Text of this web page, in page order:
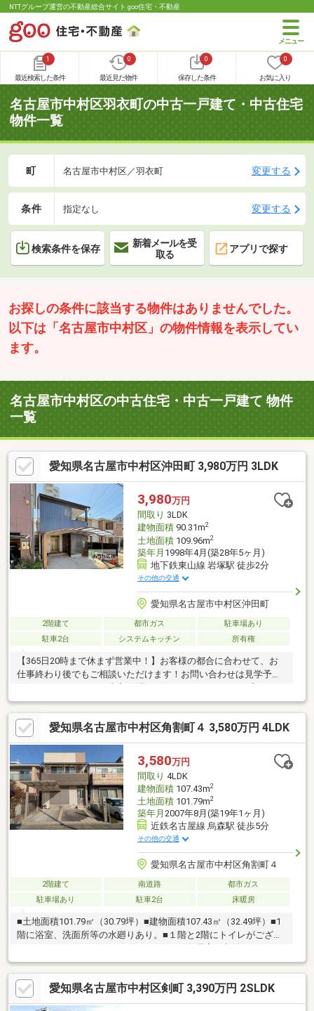
NTTグループ運営の不動産総合サイト goo住宅・不動産
1
最近検索した条件
0
最近見た物件
0
保存した条件
0
お気に入り
名古屋市中村区羽衣町の中古一戸建て・中古住宅
物件一覧
町 名古屋市中村区／羽衣町 変更する
条件 指定なし 変更する
検索条件を保存
新着メールを受
取る
アプリで探す
お探しの条件に該当する物件はありませんでした。
以下は「名古屋市中村区」の物件情報を表示してい
ます。
名古屋市中村区の中古住宅・中古一戸建て 物件
一覧
愛知県名古屋市中村区沖田町 3,980万円 3LDK
3,980万円
間取り 3LDK
建物面積90.31m2
土地面積109.96m2
築年月 1998年4月(築28年5ヶ月)
地下鉄東山線 岩塚駅 徒歩2分
その他の交通
愛知県名古屋市中村区沖田町
2階建て 都市ガス
駐車場あり
駐車2台
システムキッチン 所有権
【365日20時まで休まず営業中！】お客様の都合に合わせて、お
仕事終わり後でもご相談いただけます！お問い合わせは見学予約
◎お掃除やお料理がしやすい収納豊富の上質空間◎浴室、洗面台
などご家族でゆったりと使用可能です＼景観良し、お買い物や子
育て環境も良し／◎近隣には緑・公園・子育て施設などお子様一
緒の生活も充実◎日当たりが心地よく毎日気持ちよく生活◎お財
布に優しいスーパーも近くに複数ございます◎交通量少ない緑豊
かな住宅街
愛知県名古屋市中村区角割町４ 3,580万円 4LDK
3,580万円
間取り 4LDK
建物面積107.43m2
土地面積101.79m2
築年月 2007年8月(築19年1ヶ月)
近鉄名古屋線 烏森駅 徒歩5分
その他の交通
愛知県名古屋市中村区角割町４
2階建て 南道路
都市ガス
駐車場あり
駐車2台 床暖房
■土地面積101.79㎡（30.79坪）■建物面積107.43㎡（32.49坪）■1
階に浴室、洗面所等の水廻りあり。■１階と2階にトイレがござい
が豊富なため、家全体がすっきり！■ビルトイン食洗機あり、シ
ンクや調理スペースも広々としており、使い勝手の良い設計で
す。■各居室に床暖房付きです！■室内状態良好です♪
愛知県名古屋市中村区剣町 3,390万円 2SLDK